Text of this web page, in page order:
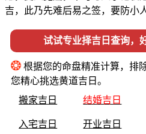
吉，此乃先难后易之签，要防小人
试试专业择吉日查询，
❂根据您的命盘精准计算，排
您精心挑选黄道吉日。
搬家吉日
结婚吉日
入宅吉日 开业吉日